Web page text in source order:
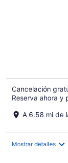
Cancelación
Reserva ahora y
A 6.58 mi de
Mostrar detalles